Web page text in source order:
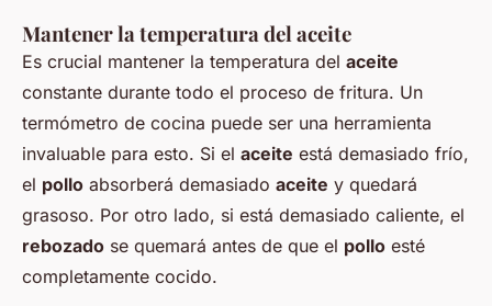
Mantener la temperatura del aceite
Es crucial mantener la temperatura del aceite
constante durante todo el proceso de fritura. Un
termómetro de cocina puede ser una herramienta
invaluable para esto. Si el aceite está demasiado frío,
el pollo absorberá demasiado aceite y quedará
grasoso. Por otro lado, si está demasiado caliente, el
rebozado se quemará antes de que el pollo esté
completamente cocido.